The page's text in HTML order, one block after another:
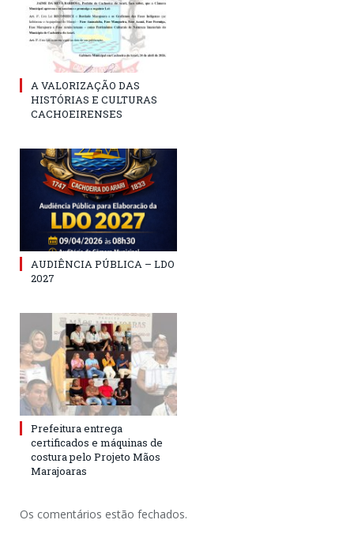
A VALORIZAÇÃO DAS
HISTÓRIAS E CULTURAS
CACHOEIRENSES
AUDIÊNCIA PÚBLICA – LDO
2027
Prefeitura entrega
certificados e máquinas de
costura pelo Projeto Mãos
Marajoaras
Os comentários estão fechados.